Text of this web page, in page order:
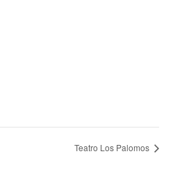
Teatro Los Palomos